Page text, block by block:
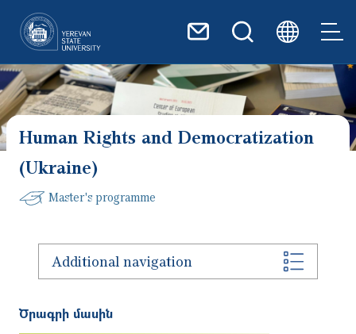
Human Rights and Democratization
(Ukraine)
Master's programme
Additional navigation
Ծրագրի մասին